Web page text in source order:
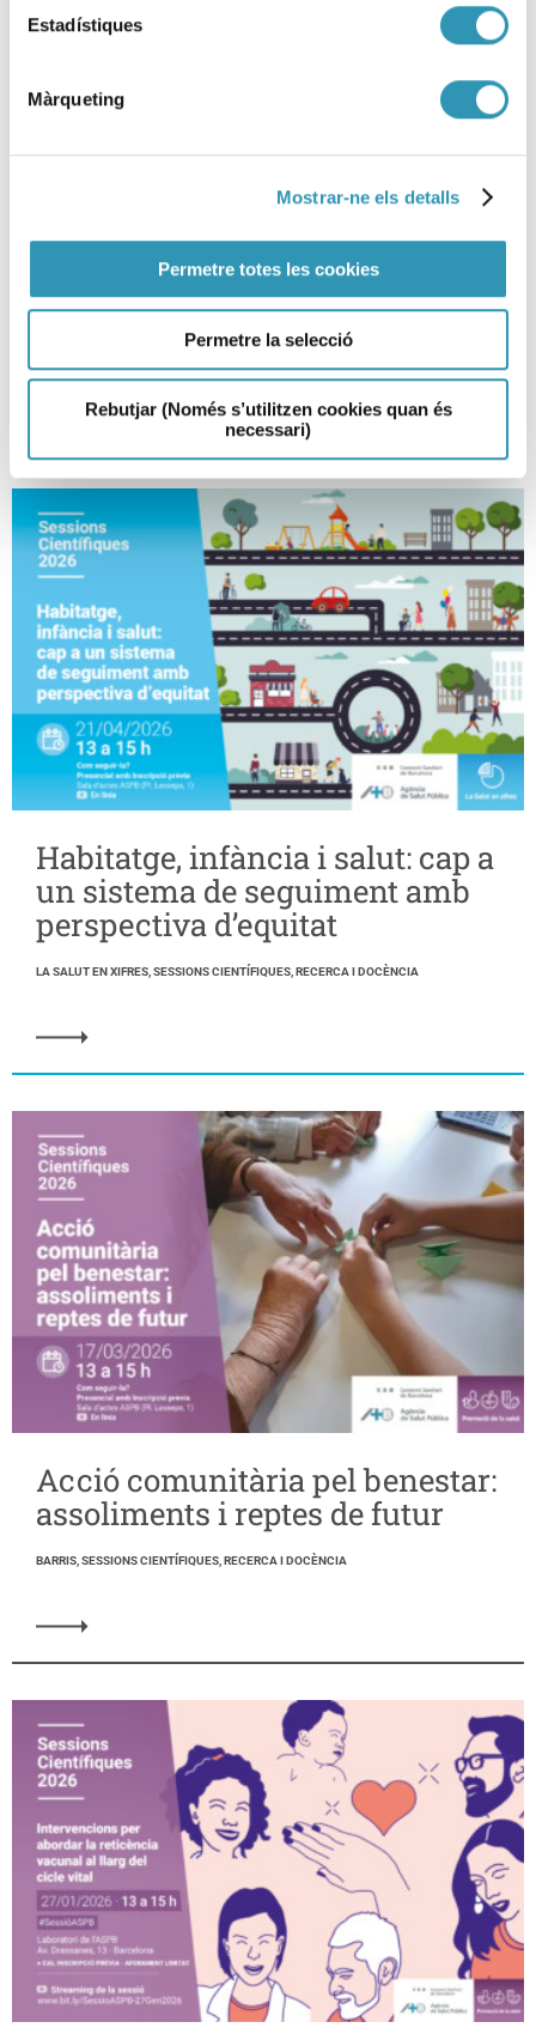
Estadístiques
Màrqueting
Mostrar-ne els detalls
Permetre totes les cookies
Permetre la selecció
Rebutjar (Només s’utilitzen cookies quan és
necessari)
Com intervenim a l’espai públic
quan hi ha consum de drogues?
DROGUES I ADDICCIONS, SESSIONS CIENTÍFIQUES, RECERCA I DOCÈNCIA
Habitatge, infància i salut: cap a
un sistema de seguiment amb
perspectiva d’equitat
LA SALUT EN XIFRES, SESSIONS CIENTÍFIQUES, RECERCA I DOCÈNCIA
Acció comunitària pel benestar:
assoliments i reptes de futur
BARRIS, SESSIONS CIENTÍFIQUES, RECERCA I DOCÈNCIA